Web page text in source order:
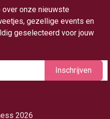
over onze nieuwste
gezellige events en
geselecteerd voor jouw
Inschrijv​​​​​​​​​​en
2026